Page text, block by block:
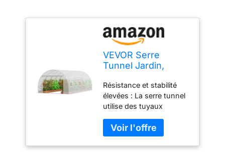
VEVOR Serre
Tunnel Jardin,
Tente Abri Plantes
avec Cadre en
Acier Galvanisé,
Couverture en PE
Blanche, Porte à
Glissière
Enroulable, 12
Résistance et stabilité
élevées : La serre tunnel
utilise des tuyaux
(diamètre : 24 mm/1",
épaisseur de paroi : 0,5
mm/0,02") pour